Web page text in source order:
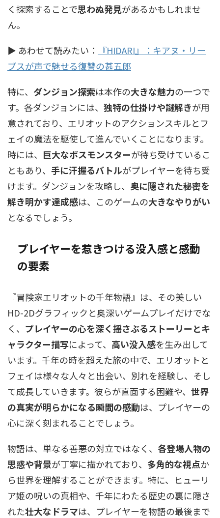
く探索することで思わぬ発見があるかもしれませ
ん。
▶ あわせて読みたい：
『HIDARI』：キアヌ・リー
ブスが声で魅せる復讐の甚五郎
特に、 ダンジョン探索は本作の大きな魅力の一つで
す。各ダンジョンには、 独特の仕掛けや謎解きが用
意されており、エリオットのアクションスキルとフ
ェイの魔法を駆使して進んでいくことになります。
時には、 巨大なボスモンスターが待ち受けているこ
ともあり、 手に汗握るバトルがプレイヤーを待ち受
けます。ダンジョンを攻略し、 奥に隠された秘密を
解き明かす達成感は、このゲームの大きなやりがい
となるでしょう。
プレイヤーを惹きつける没入感と感動
の要素
『冒険家エリオットの千年物語』は、その美しい
HD-2Dグラフィックと奥深いゲームプレイだけでな
く、 プレイヤーの心を深く揺さぶるストーリーとキ
ャラクター描写によって、 高い没入感を生み出して
います。千年の時を超えた旅の中で、エリオットと
フェイは様々な人々と出会い、別れを経験し、そし
て成長していきます。彼らが直面する困難や、 世界
の真実が明らかになる瞬間の感動は、プレイヤーの
心に深く刻まれることでしょう。
物語は、単なる善悪の対立ではなく、 各登場人物の
思惑や背景が丁寧に描かれており、 多角的な視点か
ら世界を理解することができます。特に、ヒューリ
ア姫の呪いの真相や、千年にわたる歴史の裏に隠さ
れた壮大なドラマは、プレイヤーを物語の最後まで